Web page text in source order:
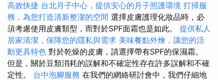
高效快捷 台北月子中心，提供安心的月子照護環境 打掃服
務，為您打造清新整潔的空間 選擇皮膚護理化妝品時，必
須考慮使用皮膚類型，而對於SPF面霜也是如此。 提供私人
居家清潔，保障您的隱私與需求 美味餐點外燴，讓您的活
動更具特色 對於乾燥的皮膚，請選擇帶有SPF的保濕霜。
但是，關於豆類消耗的誤解和不確定性存在許多誤解和不確
定性。 台中泡腳服務 在我們的網絡研討會中，我們仔細地